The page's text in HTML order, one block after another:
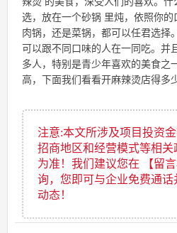
选，放在一个砂锅 里炖，依照你
肉锅，还是菜锅，都可以任君选择
可以跟不同口味的人在一同吃。并
多人，特别是青少年喜欢的美食之
高，下面我们看看开麻辣烫店得多
注意:本文所涉及项目投资金
招商地区和经营模式等相
为准！我们建议您在 【留
询，您即可与企业免费通
动态！